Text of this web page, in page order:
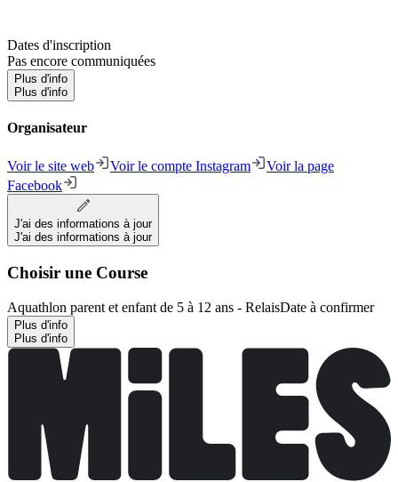
Dates d'inscription
Pas encore communiquées
Plus d'info
Plus d'info
Organisateur
Voir le site web Voir le compte Instagram
Voir la page
Facebook
J'ai des informations à jour
J'ai des informations à jour
Choisir une Course
Aquathlon parent et enfant de 5 à 12 ans - RelaisDate à confirmer
Plus d'info
Plus d'info